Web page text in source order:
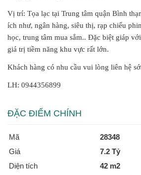
Vị trí: Tọa lạc tại Trung tâm quận Bình
ích như, ngân hàng, siêu thị, rạp chiếu
học, trung tâm mua sắm.. Đặc biệt giáp
giá trị tiềm năng khu vực rất lớn.
Khách hàng có nhu cầu vui lòng liên hệ
LH: 0944356899
ĐẶC ĐIỂM CHÍNH
Mã
28348
Giá
7.2 Tỷ
Diện tích
42 m2